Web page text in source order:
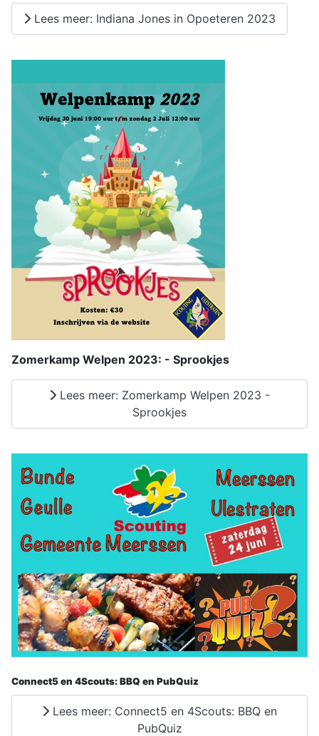
Lees meer: Indiana Jones in Opoeteren 2023
Zomerkamp Welpen 2023: - Sprookjes
Lees meer: Zomerkamp Welpen 2023 -
Sprookjes
Connect5 en 4Scouts: BBQ en PubQuiz
Lees meer: Connect5 en 4Scouts: BBQ en
PubQuiz